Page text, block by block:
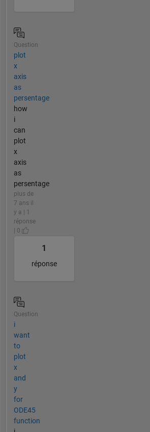
Question
plot
x
axis
as
persentage
how
i
can
plot
x
axis
as
persentage
plus de
7 ans il
y a | 1
réponse
| 0
1
réponse
Question
i
want
to
plot
x
and
y
for
ODE45
function